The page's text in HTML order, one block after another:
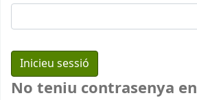
No teniu contrasenya